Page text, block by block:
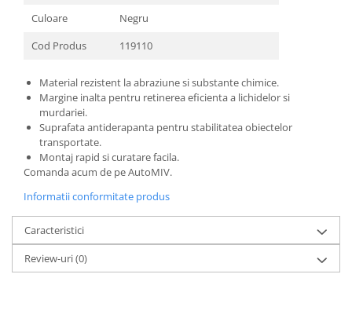
Culoare
Negru
Cod Produs
119110
Material rezistent la abraziune si substante chimice.
Margine inalta pentru retinerea eficienta a lichidelor si
murdariei.
Suprafata antiderapanta pentru stabilitatea obiectelor
transportate.
Montaj rapid si curatare facila.
Comanda acum de pe AutoMIV.
Informatii conformitate produs
Caracteristici
Review-uri(0)